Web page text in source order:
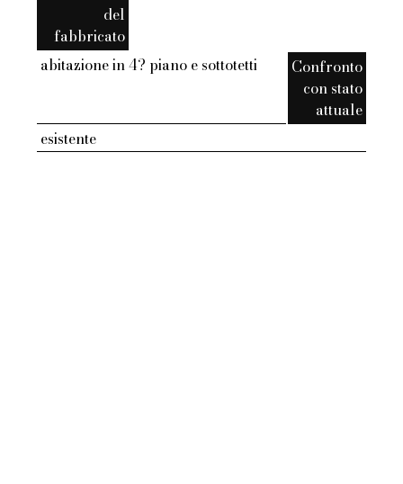
del
fabbricato
abitazione in 4? piano e sottotetti
Confronto
con stato
attuale
esistente